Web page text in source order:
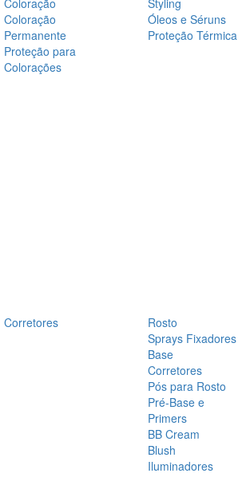
Coloração
Coloração
Permanente
Proteção para
Colorações
Styling
Óleos e Séruns
Proteção Térmica
Corretores
Rosto
Sprays Fixadores
Base
Corretores
Pós para Rosto
Pré-Base e
Primers
BB Cream
Blush
Iluminadores